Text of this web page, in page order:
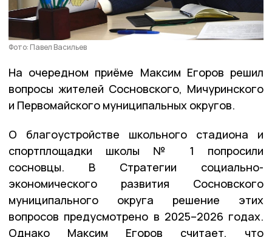
Фото: Павел Васильев
На очередном приёме Максим Егоров решил
вопросы жителей Сосновского, Мичуринского
и Первомайского муниципальных округов.
О благоустройстве школьного стадиона и
спортплощадки школы № 1 попросили
сосновцы. В Стратегии социально-
экономического развития Сосновского
муниципального округа решение этих
вопросов предусмотрено в 2025–2026 годах.
Однако Максим Егоров считает, что